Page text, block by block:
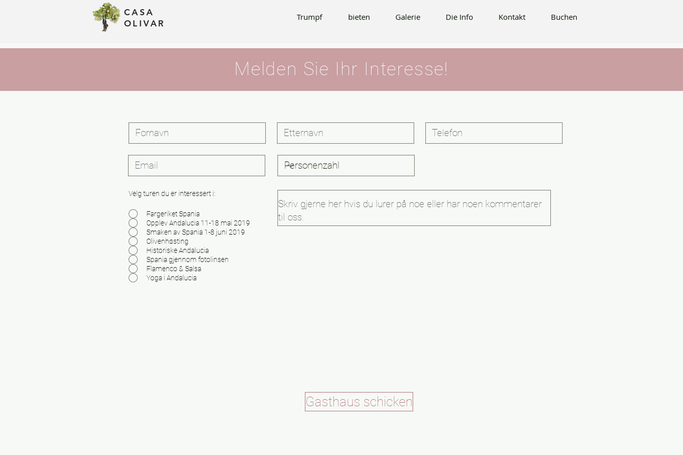
Galerie Die Info Kontakt Buchen
CASA
OLIVAR
Trumpf bieten Galerie Die Info Kontakt Buchen
Melden Sie Ihr Interesse!
Velg turen du er interessert i:
Fargeriket Spania
Opplev Andalucia 11-18 mai 2019
Smaken av Spania 1-8 juni 2019
Olivenhøsting
Historiske Andalucia
Spania gjennom fotolinsen
Flamenco & Salsa
Yoga i Andalucia
Gasthaus schicken